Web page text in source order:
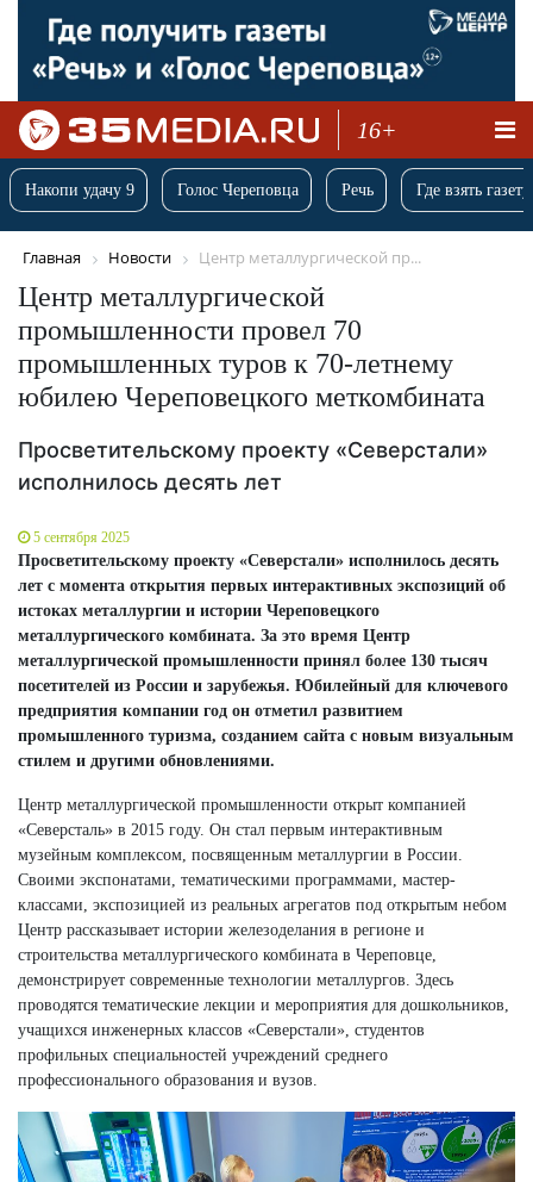
16+
Накопи удачу 9 Голос Череповца Речь Где взять
Главная Новости Центр металлургической пр...
Центр металлургической
промышленности провел 70
промышленных туров к 70-летнему
юбилею Череповецкого меткомбината
Просветительскому проекту «Северстали»
исполнилось десять лет
5 сентября 2025
Просветительскому проекту «Северстали» исполнилось десять
лет с момента открытия первых интерактивных экспозиций об
истоках металлургии и истории Череповецкого
металлургического комбината. За это время Центр
металлургической промышленности принял более 130 тысяч
посетителей из России и зарубежья. Юбилейный для ключевого
предприятия компании год он отметил развитием
промышленного туризма, созданием сайта с новым визуальным
стилем и другими обновлениями.
Центр металлургической промышленности открыт компанией
«Северсталь» в 2015 году. Он стал первым интерактивным
музейным комплексом, посвященным металлургии в России.
Своими экспонатами, тематическими программами, мастер-
классами, экспозицией из реальных агрегатов под открытым небом
Центр рассказывает истории железоделания в регионе и
строительства металлургического комбината в Череповце,
демонстрирует современные технологии металлургов. Здесь
проводятся тематические лекции и мероприятия для дошкольников,
учащихся инженерных классов «Северстали», студентов
профильных специальностей учреждений среднего
профессионального образования и вузов.